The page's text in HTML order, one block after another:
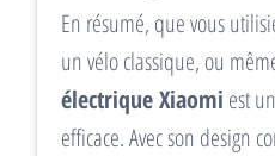
En résumé, que vous
un vélo classique, ou
électrique Xiaomi est
efficace. Avec son design